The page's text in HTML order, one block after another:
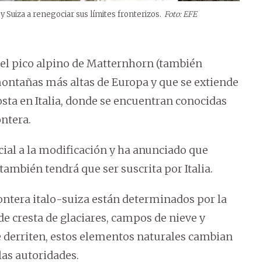
Suiza a renegociar sus límites fronterizos. Foto: EFE
pico alpino de Matternhorn (también
más altas de Europa y que se extiende
en Italia, donde se encuentran conocidas
a la modificación y ha anunciado que
tendrá que ser suscrita por Italia.
italo-suiza están determinados por la
cresta de glaciares, campos de nieve y
derriten, estos elementos naturales cambian
autoridades.